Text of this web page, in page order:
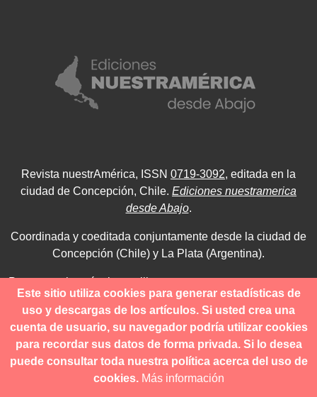
Revista nuestrAmérica, ISSN 0719-3092, editada en la
ciudad de Concepción, Chile. Ediciones nuestramerica
desde Abajo.
Coordinada y coeditada conjuntamente desde la ciudad de
Concepción (Chile) y La Plata (Argentina).
Para consultas técnicas utilice
contacto@revistanuestramerica.cl
Toda comunicación respecto a los envíos se deben realizar
a través del OJS.
Este sitio utiliza cookies para generar estadísticas de
uso y descargas de los artículos. Si usted crea una
cuenta de usuario, su navegador podría utilizar cookies
para recordar sus datos de forma privada. Si lo desea
puede consultar toda nuestra política acerca del uso de
cookies. Más información